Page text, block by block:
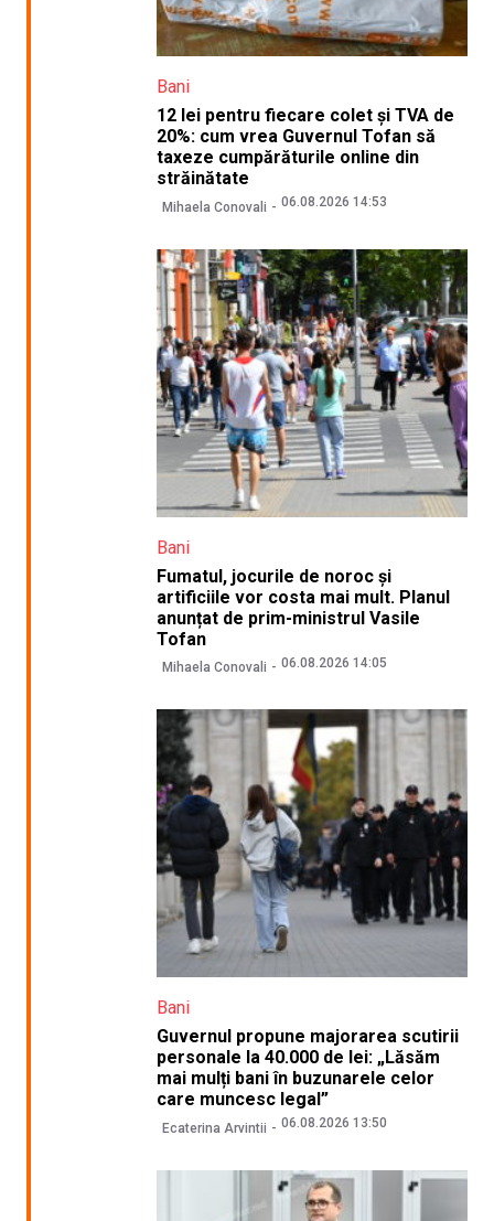
Bani
12 lei pentru fiecare colet și TVA de
20%: cum vrea Guvernul Tofan să
taxeze cumpărăturile online din
străinătate
Mihaela Conovali 06.08.2026 14:53
Bani
Fumatul, jocurile de noroc și
artificiile vor costa mai mult. Planul
anunțat de prim-ministrul Vasile
Tofan
Mihaela Conovali 06.08.2026 14:05
Bani
Guvernul propune majorarea scutirii
personale la 40.000 de lei: „Lăsăm
mai mulți bani în buzunarele celor
care muncesc legal”
Ecaterina Arvintii 06.08.2026 13:50